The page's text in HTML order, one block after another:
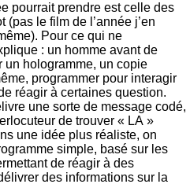
pourrait prendre est celle des
(pas le film de l’année j’en
Pour ce qui ne
: un homme avant de
un hologramme, un copie
programmer pour interagir
réagir à certaines question.
une sorte de message codé,
de trouver « LA »
une idée plus réaliste, on
simple, basé sur les
de réagir à des
des informations sur la